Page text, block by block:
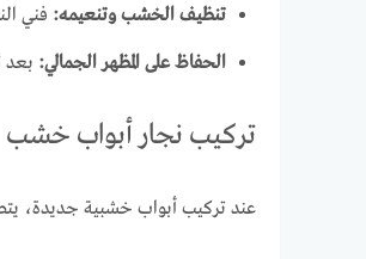
تنظيف الخشب وتنعيمه: فني
الحفاظ على المظهر الجمالي: بعد
تركيب نجار أبواب خشب
عند تركيب أبواب خشبية جديدة،